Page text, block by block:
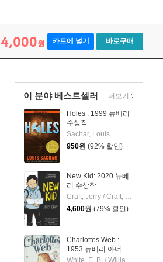
4,000원 카트에 넣기 바로구매
이 분야 베스트셀러
Holes : 1999 뉴베리
수상작
Sachar, Louis
950원 (92% 할인)
New Kid: 2020 뉴베
리 수상작
Craft, Jerry / Craft, Jerry
4,600원 (79% 할인)
Charlottes Web :
1953 뉴베리 아너
더보기